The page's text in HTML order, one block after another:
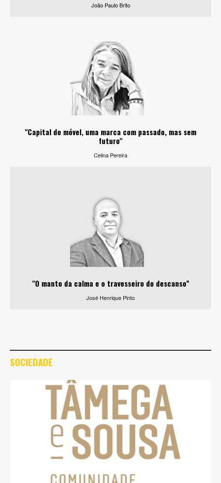
João Paulo Brito
"Capital do móvel, uma marca com passado, mas sem
futuro"
Celina Pereira
"O manto da calma e o travesseiro do descanso”
José Henrique Pinto
SOCIEDADE